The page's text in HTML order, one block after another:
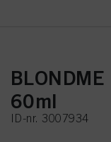
60ml
ID-nr. 3007934